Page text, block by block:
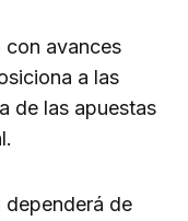
con avances
a las
de las apuestas
dependerá de